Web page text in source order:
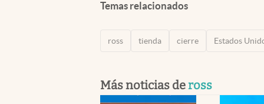
Temas relacionados
ross tienda cierre Estados
Más noticias deross